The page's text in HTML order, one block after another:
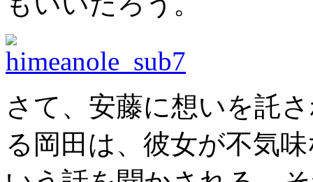
さて、安藤に想いを託
る岡田は、彼女が不気